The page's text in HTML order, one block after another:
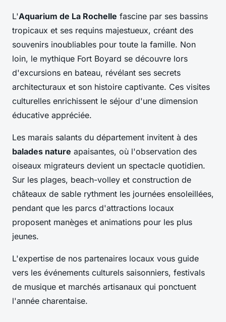
L'Aquarium de La Rochelle fascine par ses bassins
tropicaux et ses requins majestueux, créant des
souvenirs inoubliables pour toute la famille. Non
loin, le mythique Fort Boyard se découvre lors
d'excursions en bateau, révélant ses secrets
architecturaux et son histoire captivante. Ces visites
culturelles enrichissent le séjour d'une dimension
éducative appréciée.
Les marais salants du département invitent à des
balades nature apaisantes, où l'observation des
oiseaux migrateurs devient un spectacle quotidien.
Sur les plages, beach-volley et construction de
châteaux de sable rythment les journées ensoleillées,
pendant que les parcs d'attractions locaux
proposent manèges et animations pour les plus
jeunes.
L'expertise de nos partenaires locaux vous guide
vers les événements culturels saisonniers, festivals
de musique et marchés artisanaux qui ponctuent
l'année charentaise.